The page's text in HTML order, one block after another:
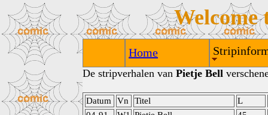
Welcome
Home
De stripverhalen van Pietje Bell
Datum Vn Titel
L